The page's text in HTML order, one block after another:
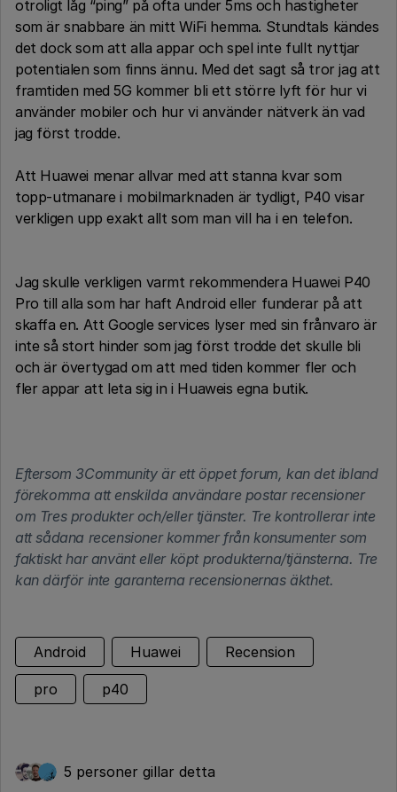
otroligt låg “ping” på ofta under 5ms och hastigheter
som är snabbare än mitt WiFi hemma. Stundtals kändes
det dock som att alla appar och spel inte fullt nyttjar
potentialen som finns ännu. Med det sagt så tror jag att
framtiden med 5G kommer bli ett större lyft för hur vi
använder mobiler och hur vi använder nätverk än vad
jag först trodde.
Att Huawei menar allvar med att stanna kvar som
topp-utmanare i mobilmarknaden är tydligt, P40 visar
verkligen upp exakt allt som man vill ha i en telefon.
Jag skulle verkligen varmt rekommendera Huawei P40
Pro till alla som har haft Android eller funderar på att
skaffa en. Att Google services lyser med sin frånvaro är
inte så stort hinder som jag först trodde det skulle bli
och är övertygad om att med tiden kommer fler och
fler appar att leta sig in i Huaweis egna butik.
Eftersom 3Community är ett öppet forum, kan det ibland
förekomma att enskilda användare postar recensioner
om Tres produkter och/eller tjänster. Tre kontrollerar inte
att sådana recensioner kommer från konsumenter som
faktiskt har använt eller köpt produkterna/tjänsterna. Tre
kan därför inte garanterna recensionernas äkthet.
Android Huawei Recension
pro p40
5 personer gillar detta